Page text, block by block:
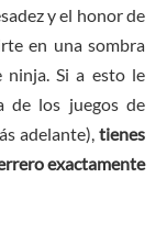
y el honor de
en una sombra
ninja. Si a esto le
de los juegos de
adelante), tienes
exactamente